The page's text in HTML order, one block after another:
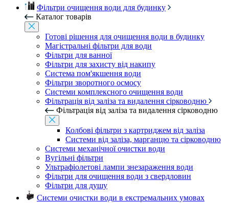
Фільтри очищення води для будинку
Каталог товарів
Готові рішення для очищення води в будинку
Магістральні фільтри для води
Фільтри для ванної
Фільтри для захисту від накипу
Система пом'якшення води
Фільтри зворотного осмосу
Системи комплексного очищення води
Фільтрація від заліза та видалення сірководню
Фільтрація від заліза та видалення сірководню
Колбові фільтри з картриджем від заліза
Системи від заліза, марганцю та сірководню
Системи механічної очистки води
Вугільні фільтри
Ультрафіолетові лампи знезараження води
Фільтри для очищення води з свердловин
Фільтри для душу
Системи очистки води в екстремальних умовах